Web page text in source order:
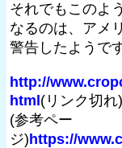
それでもこのよ
なるのは、アメ
警告したようです
http://
html (リンク切れ)
(参考ペー
ジ) https://